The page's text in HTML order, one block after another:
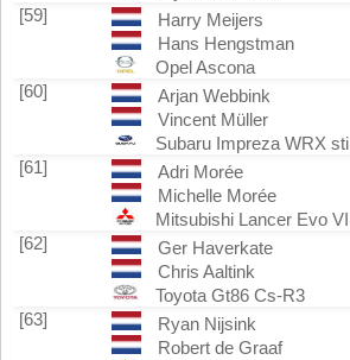
[59]
Harry Meijers
Hans Hengstman
Opel Ascona
[60]
Arjan Webbink
Vincent Müller
Subaru Impreza WRX sti
[61]
Adri Morée
Michelle Morée
Mitsubishi Lancer Evo VI
[62]
Ger Haverkate
Chris Aaltink
Toyota Gt86 Cs-R3
[63]
Ryan Nijsink
Robert de Graaf